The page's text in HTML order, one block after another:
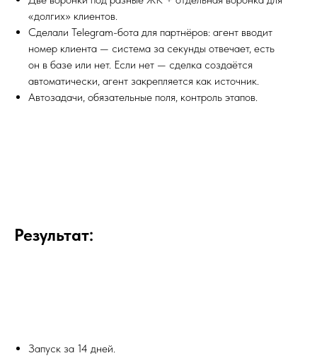
«долгих» клиентов.
Сделали Telegram-бота для партнёров: агент вводит
номер клиента — система за секунды отвечает, есть
он в базе или нет. Если нет — сделка создаётся
автоматически, агент закрепляется как источник.
Автозадачи, обязательные поля, контроль этапов.
Результат:
Запуск за 14 дней.